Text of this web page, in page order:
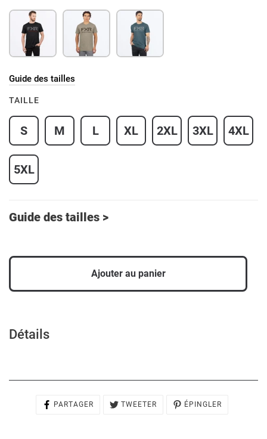
Guide des tailles
TAILLE
S M L XL 2XL 3XL 4XL
5XL
Guide des tailles >
Ajouter au panier
produit
Détails
PARTAGER
PARTAGER
TWEETER
TWEETER
ÉPINGLER
ÉPINGLER